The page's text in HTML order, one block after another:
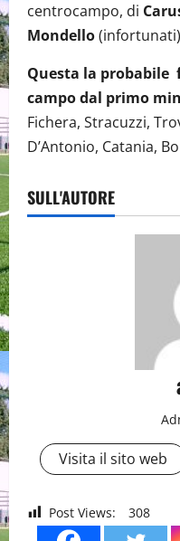
centrocampo, di
Mondello
Questa la probabile
campo dal primo
Fichera, Stracuzzi,
D’Antonio, Catania,
SULL'AUTORE
Visita il sito web
Post Views: 308